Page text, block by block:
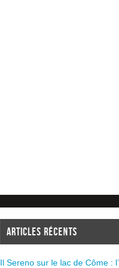
ARTICLES RÉCENTS
Il Sereno sur le lac de Côme :